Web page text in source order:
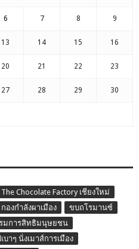
6 7 8 9
13 14 15 16
20 21 22 23
27 28 29 30
The Chocolate Factory เชียงใหม่
กองกำลังผาเมือง
ขบถโรมานซ์
มการสิทธิมนุษยชน
บาๆ นั่งเมาส์การเมือง